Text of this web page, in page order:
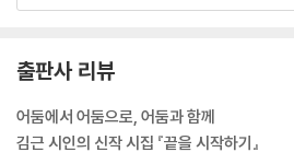
걸어왔다 긴 팔로 담을 타 넘고
성큼성큼 계단을 올라 내 방문을
열었다 그것은 물속을 걷듯이
출판사 리뷰
어둠에서 어둠으로, 어둠과 함께
김근 시인의 신작 시집 『끝을 시작하기』